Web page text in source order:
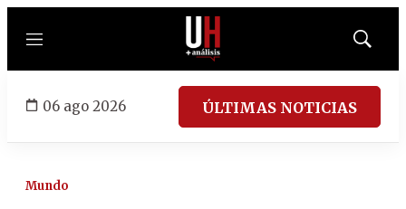
Menú
Mostrar
06 ago 2026 ÚLTIMAS NOTICIAS
Mundo